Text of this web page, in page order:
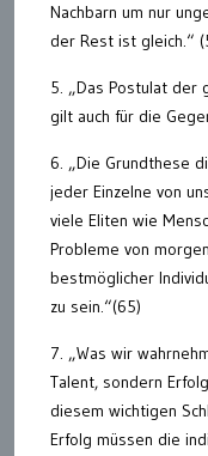
Nachbarn um nur
der Rest ist gleich.“
5. „Das Postulat der
gilt auch für die
6. „Die Grundthese
jeder Einzelne von
viele Eliten wie
Probleme von
bestmöglicher
zu sein.“(65)
7. „Was wir
Talent, sondern
diesem wichtigen
Erfolg müssen die